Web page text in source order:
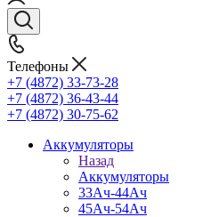
Телефоны
+7 (4872) 33-73-28
+7 (4872) 36-43-44
+7 (4872) 30-75-62
Аккумуляторы
Назад
Аккумуляторы
33Ач-44Ач
45Ач-54Ач